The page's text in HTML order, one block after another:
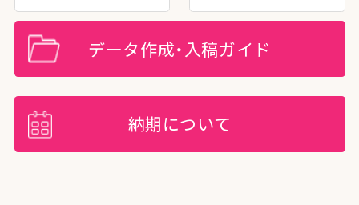
データ作成・入稿ガイド
納期について